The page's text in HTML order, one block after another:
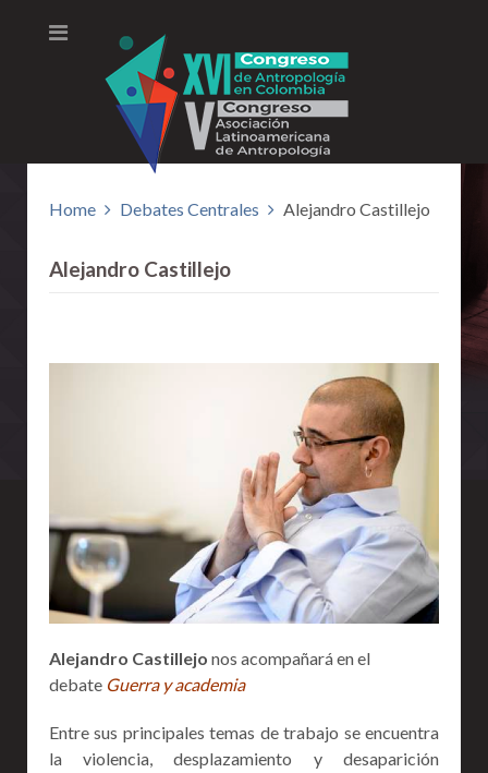
Home Debates Centrales Alejandro Castillejo
Alejandro Castillejo
Alejandro Castillejo nos acompañará en el
debate Guerra y academia
Entre sus principales temas de trabajo se encuentra
la violencia, desplazamiento y desaparición